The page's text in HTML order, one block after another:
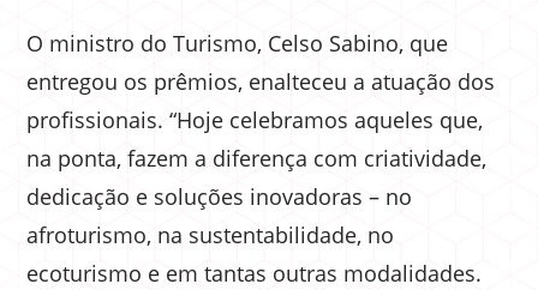
O ministro do Turismo, Celso Sabino, que
entregou os prêmios, enalteceu a atuação dos
profissionais. “Hoje celebramos aqueles que,
na ponta, fazem a diferença com criatividade,
dedicação e soluções inovadoras – no
afroturismo, na sustentabilidade, no
ecoturismo e em tantas outras modalidades.